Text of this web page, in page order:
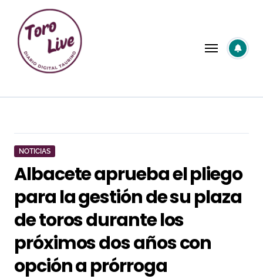
contenido
NOTICIAS
Albacete aprueba el pliego
para la gestión de su plaza
de toros durante los
próximos dos años con
opción a prórroga